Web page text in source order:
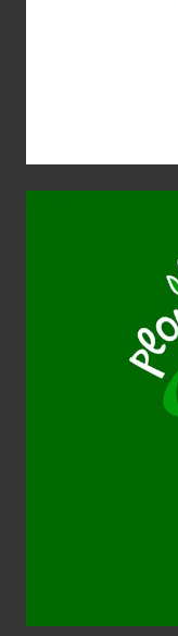
Aplicaciones